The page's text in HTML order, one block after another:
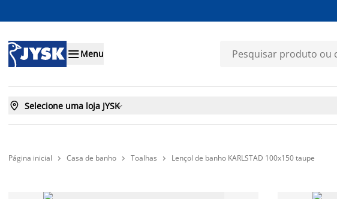
Menu
 Selecione uma loja JYSK
Página inicial  Casa de banho  Toalhas  Lençol de banho KARLSTAD 100x150 taupe